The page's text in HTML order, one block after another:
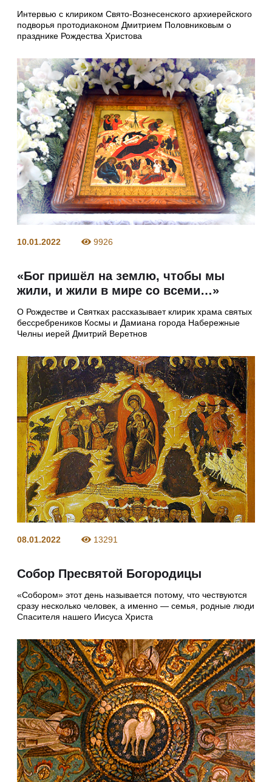
Интервью с клириком Свято-Вознесенского архиерейского
подворья протодиаконом Дмитрием Половниковым о
празднике Рождества Христова
10.01.2022 9926
«Бог пришёл на землю, чтобы мы
жили, и жили в мире со всеми…»
О Рождестве и Святках рассказывает клирик храма святых
бессребреников Космы и Дамиана города Набережные
Челны иерей Дмитрий Веретнов
08.01.2022 13291
Собор Пресвятой Богородицы
«Собором» этот день называется потому, что чествуются
сразу несколько человек, а именно — семья, родные люди
Спасителя нашего Иисуса Христа